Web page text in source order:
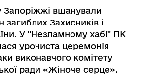
Запоріжжі вшанували
загиблих Захисників і
У "Незламному хабі" ПК
урочиста церемонія
виконавчого комітету
ради «Жіноче серце».